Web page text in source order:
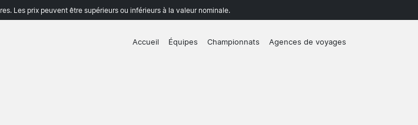
Les prix peuvent être supérieurs ou inférieurs à la valeur nominale.
Accueil Équipes Championnats Agences de voyages